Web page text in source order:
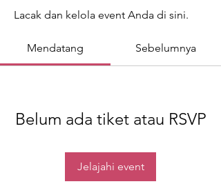
Lacak dan kelola event Anda di sini.
Mendatang Sebelumnya
Belum ada tiket atau RSVP
Jelajahi event